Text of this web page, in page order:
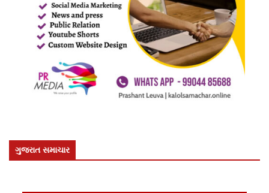
ગુજરાત સમાચાર